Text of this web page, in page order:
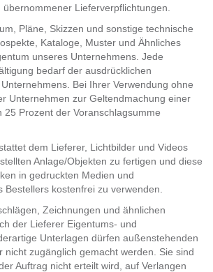
Lieferverpflichtungen.
Pläne, Skizzen und sonstige technische
Kataloge, Muster und Ähnliches
unseres Unternehmens. Jede
bedarf der ausdrücklichen
Bei Ihrer Verwendung ohne
Unternehmen zur Geltendmachung einer
25 Prozent der Voranschlagsumme
dem Lieferer, Lichtbilder und Videos
Anlage/Objekten zu fertigen und diese
in gedruckten Medien und
Bestellers kostenfrei zu verwenden.
Zeichnungen und ähnlichen
der Lieferer Eigentums- und
Unterlagen dürfen außenstehenden
nicht zugänglich gemacht werden. Sie sind
Auftrag nicht erteilt wird, auf Verlangen